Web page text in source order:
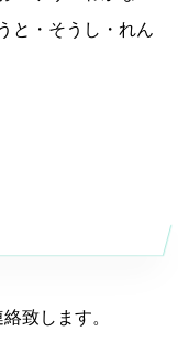
と・そうし・れん
致します。